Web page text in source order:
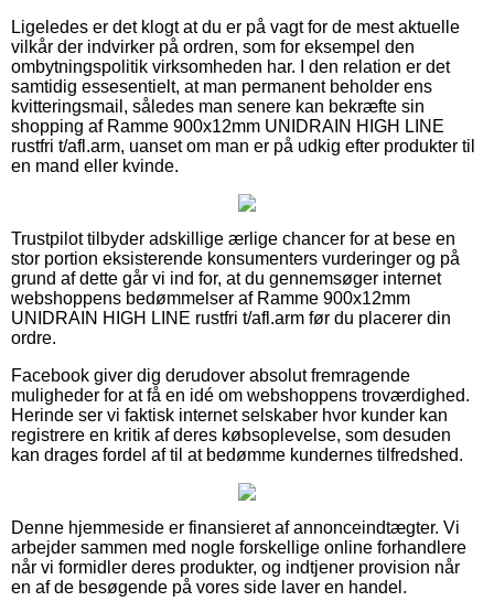
Ligeledes er det klogt at du er på vagt for de mest aktuelle
vilkår der indvirker på ordren, som for eksempel den
ombytningspolitik virksomheden har. I den relation er det
samtidig essesentielt, at man permanent beholder ens
kvitteringsmail, således man senere kan bekræfte sin
shopping af Ramme 900x12mm UNIDRAIN HIGH LINE
rustfri t/afl.arm, uanset om man er på udkig efter produkter til
en mand eller kvinde.
Trustpilot tilbyder adskillige ærlige chancer for at bese en
stor portion eksisterende konsumenters vurderinger og på
grund af dette går vi ind for, at du gennemsøger internet
webshoppens bedømmelser af Ramme 900x12mm
UNIDRAIN HIGH LINE rustfri t/afl.arm før du placerer din
ordre.
Facebook giver dig derudover absolut fremragende
muligheder for at få en idé om webshoppens troværdighed.
Herinde ser vi faktisk internet selskaber hvor kunder kan
registrere en kritik af deres købsoplevelse, som desuden
kan drages fordel af til at bedømme kundernes tilfredshed.
Denne hjemmeside er finansieret af annonceindtægter. Vi
arbejder sammen med nogle forskellige online forhandlere
når vi formidler deres produkter, og indtjener provision når
en af de besøgende på vores side laver en handel.